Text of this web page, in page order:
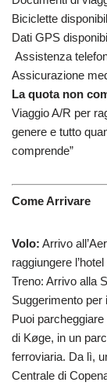
Biciclette
Dati GPS
Assistenza
Assicurazione
La quota non
Viaggio A/R per
genere e tutto
comprende”
Come Arrivare
Volo: Arrivo
raggiungere
Treno: Arrivo alla
Suggerimento
Puoi
di Køge, in un
ferroviaria. Da lì,
Centrale di